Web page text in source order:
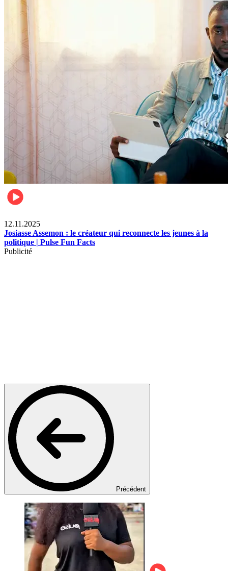
12.11.2025
Josiasse Assemon : le créateur qui reconnecte les jeunes à la
politique | Pulse Fun Facts
Publicité
Précédent